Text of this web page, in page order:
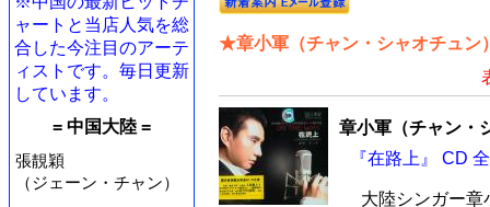
ャートと当店人気を総
合した今注目のアーテ
ィストです。毎日更新
しています。
= 中国大陸 =
張靚穎
（ジェーン・チャン）
★章小軍（チャン・シャオチュン
章小軍（チャン・
『在路上』 CD
大陸シンガー章